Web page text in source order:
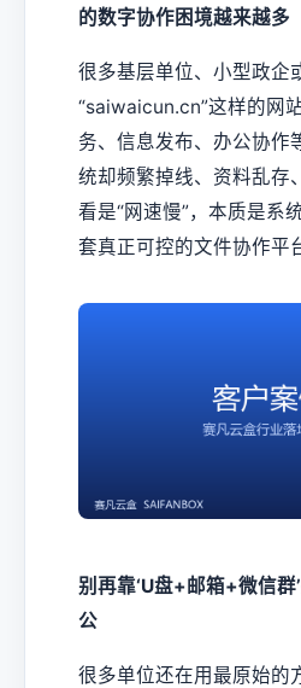
的数字协作困境越来越多
很多基层单位、小型政企
“saiwaicun.cn”这样的网
务、信息发布、办公协作
统却频繁掉线、资料乱存
看是“网速慢”，本质是系
套真正可控的文件协作平
别再靠‘U盘+邮箱+微信
公
很多单位还在用最原始的